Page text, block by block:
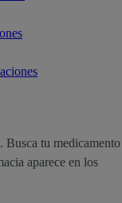
Busca tu medicamento
aparece en los